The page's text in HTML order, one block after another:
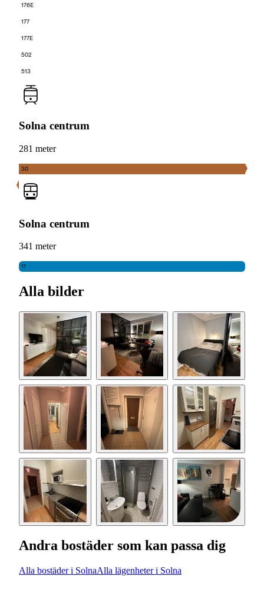
176E
177
177E
502
513
Solna centrum
281 meter
30
Solna centrum
341 meter
11
Alla bilder
Andra bostäder som kan passa dig
Alla bostäder i SolnaAlla lägenheter i Solna